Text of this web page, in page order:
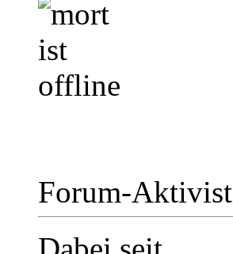
Forum-Aktivist